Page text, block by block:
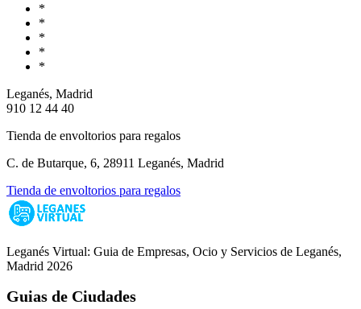
*
*
*
*
*
Leganés, Madrid
910 12 44 40
Tienda de envoltorios para regalos
C. de Butarque, 6, 28911 Leganés, Madrid
Tienda de envoltorios para regalos
Leganés Virtual: Guia de Empresas, Ocio y Servicios de Leganés,
Madrid 2026
Guias de Ciudades